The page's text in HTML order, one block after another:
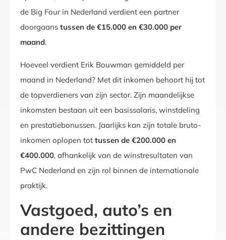
de Big Four in Nederland verdient een partner
doorgaans tussen de €15.000 en €30.000 per
maand.
Hoeveel verdient Erik Bouwman gemiddeld per
maand in Nederland? Met dit inkomen behoort hij tot
de topverdieners van zijn sector. Zijn maandelijkse
inkomsten bestaan uit een basissalaris, winstdeling
en prestatiebonussen. Jaarlijks kan zijn totale bruto-
inkomen oplopen tot tussen de €200.000 en
€400.000, afhankelijk van de winstresultaten van
PwC Nederland en zijn rol binnen de internationale
praktijk.
Vastgoed, auto’s en
andere bezittingen